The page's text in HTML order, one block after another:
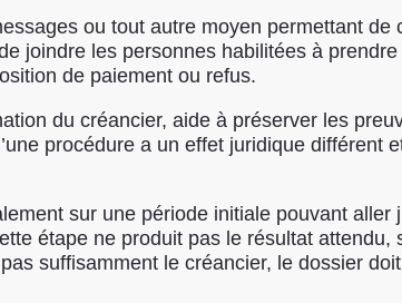
ou tout autre moyen permettant de
joindre les personnes habilitées à
de paiement ou refus.
du créancier, aide à préserver les
procédure a un effet juridique différent
sur une période initiale pouvant aller
étape ne produit pas le résultat
suffisamment le créancier, le dossier